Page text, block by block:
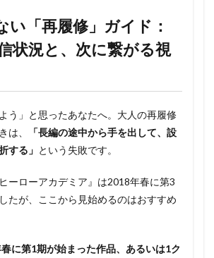
い「再履修」ガイド：
状況と、次に繋がる視
う」と思ったあなたへ。大人の再履修
は、
「長編の途中から手を出して、設
する」 という失敗です。
ーローアカデミア』は2018年春に第3
たが、ここから見始めるのはおすすめ
に第1期が始まった作品、あるいは1ク